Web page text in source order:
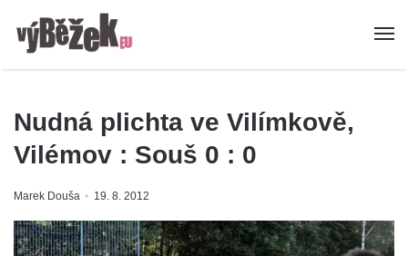
Nudná plichta ve Vilímkově,
Vilémov : Souš 0 : 0
Marek Douša 19. 8. 2012